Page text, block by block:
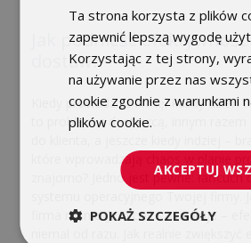
Jak podnieść efektywność
dostaw?
Kiedy prowadzisz firmę, każdy dzień
to problem z dostawcą, innym razem
które wprowadzają chaos w planie
znajomo? Jedno jest pewne: łańcuch
firma rośnie. Jeśli coś szwankuje –
Ta strona korzysta z plików
zapewnić lepszą wygodę
Korzystając z tej strony,
na używanie przez nas
cookie zgodnie z warunkami
plików cookie.
AKCEPTUJ
POKAŻ SZCZEGÓŁY